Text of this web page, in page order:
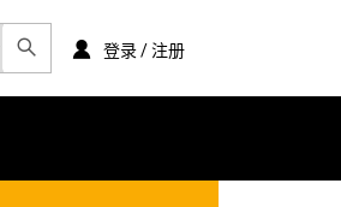
登录 / 注册